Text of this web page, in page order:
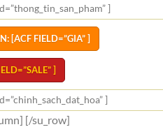
]
[ACF FIELD=”GIA” ]
]
]
[/su_row]